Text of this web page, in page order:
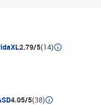
2.79/5(14)
4.05/5(38)